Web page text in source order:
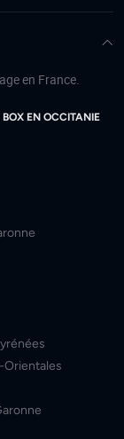
en France.
EN OCCITANIE
Orientales